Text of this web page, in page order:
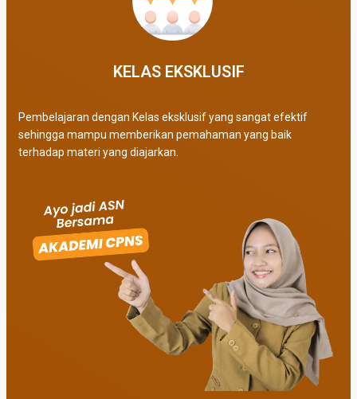
KELAS EKSKLUSIF​
Pembelajaran dengan Kelas eksklusif yang sangat efektif
sehingga mampu memberikan pemahaman yang baik
terhadap materi yang diajarkan.